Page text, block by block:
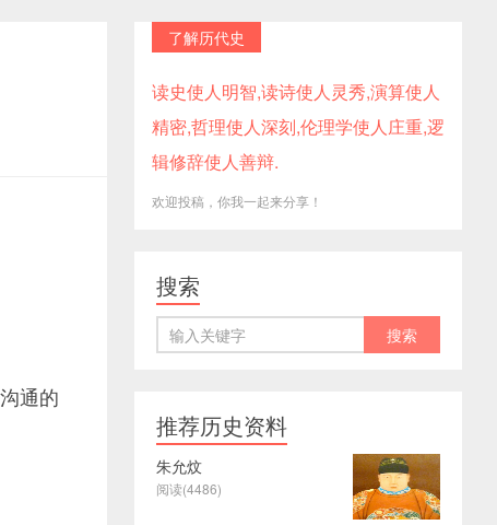
通的
了解历代史
读史使人明智,读诗使人灵秀,演算使人
精密,哲理使人深刻,伦理学使人庄重,逻
辑修辞使人善辩.
欢迎投稿，你我一起来分享！
搜索
推荐历史资料
朱允炆
阅读(4486)